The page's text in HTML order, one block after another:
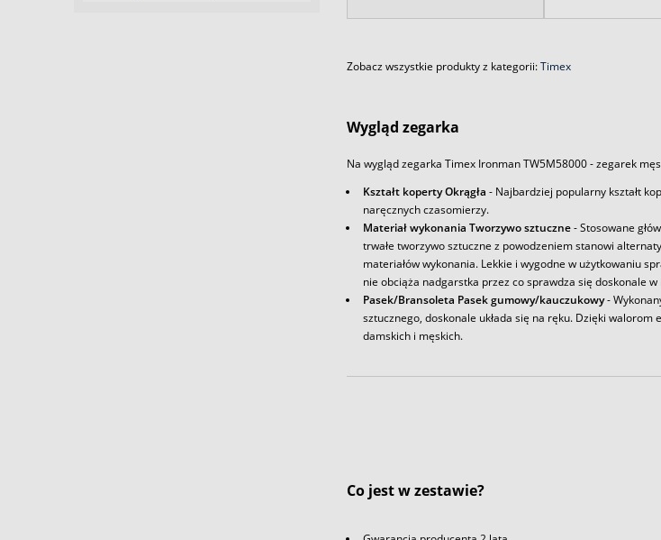
Zobacz wszystkie produkty z kategorii:Timex
Wygląd zegarka
Na wygląd zegarka Timex Ironman TW5M58000 - zegarek
Kształt koperty Okrągła - Najbardziej popularny kształt
naręcznych czasomierzy.
Materiał wykonania Tworzywo sztuczne- Stosowane
trwałe tworzywo sztuczne z powodzeniem stanowi
materiałów wykonania. Lekkie i wygodne w użytkowaniu
nie obciąża nadgarstka przez co sprawdza się doskonale
Pasek/Bransoleta Pasek gumowy/kauczukowy-
sztucznego, doskonale układa się na ręku. Dzięki
damskich i męskich.
Co jest w zestawie?